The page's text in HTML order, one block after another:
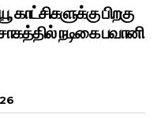
காட்சிகளுக்கு பிறகு
நடிகை பவானி